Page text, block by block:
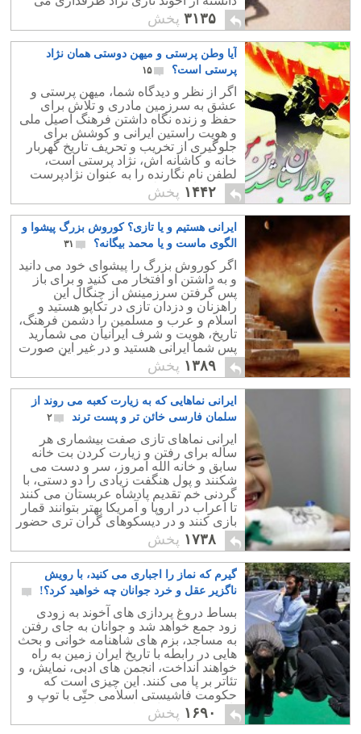
کنند، از شرافت انسانی بدورند.
۳۱۳۵ پخش
آیا وطن پرستی و میهن دوستی همان نژاد
پرستی است؟
۱۵
اگر از نظر و دیدگاه شما، میهن پرستی و
عشق به سرزمین مادری و تلاش برای
حفظ و زنده نگاه داشتن فرهنگ اصیل ملی
و هویت راستین ایرانی و کوشش برای
جلوگیری از تخریب و تحریف تاریخ گهربار
خانه و کاشانه اش، نژاد پرستی است،
لطفن نام نگارنده را به عنوان نژادپرست
ترین ایرانی، در لیست نژادپرستان خود ثبت
کنید.
۱۴۴۲ پخش
ایرانی هستیم و یا تازی؟ کوروش بزرگ پیشوا و
الگوی ماست و یا محمد بیگانه؟
۳۱
اگر کوروش بزرگ را پیشوای خود می دانید
و به داشتن او افتخار می کنید و برای باز
پس گرفتن سرزمینش از چنگال این
راهزنان و دزدان تازی در تکاپو هستید و
اسلام و عرب و مسلمین را دشمن فرهنگ،
تاریخ، هویت و شرف ایرانیان می شمارید
پس شما ایرانی هستید و در غیر این صورت
تازی هستید و باید به عربستان بازگردید.
۱۳۸۹ پخش
ایرانی نماهایی که به زیارت کعبه می روند از
سلمان فارسی خائن تر و پست ترند
۲
ایرانی نماهای تازی صفت بیشماری هر
ساله برای رفتن و زیارت کردن بت خانه
سابق و خانه الله امروز، سر و دست می
شکنند و پول هنگفت زیادی را دو دستی، با
گردنی خم تقدیم پادشاه عربستان می کنند
تا اعراب در اروپا و آمریکا بهتر بتوانند قمار
بازی کنند و در دیسکوهای گران تری حضور
یابند ویا حرمسرا برپا کنند.
۱۷۳۸ پخش
گیرم که نماز را اجباری می کنید، با رویش
ناگزیر عقل و خرد جوانان چه خواهید کرد؟!
بساط دروغ پردازی های آخوند به زودی
زود جمع خواهد شد و جوانان به جای رفتن
به مساجد، بزم های شاهنامه خوانی و بحث
هایی در رابطه با تاریخ ایران زمین به راه
خواهند انداخت، انجمن های ادبی، نمایش، و
تئاتر بر پا می کنند. این چیزی است که
حکومت فاشیستی اسلامی حتّی با توپ و
تانک نیز نمی تواند جلویش را بگیرد.
۱۶۹۰ پخش